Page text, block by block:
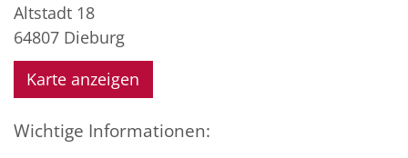
Altstadt 18
64807 Dieburg
Karte anzeigen
Wichtige Informationen: